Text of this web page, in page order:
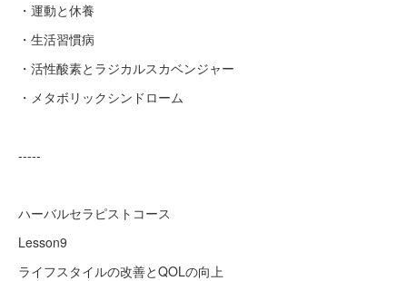
・運動と休養
・生活習慣病
・活性酸素とラジカルスカベンジャー
・メタボリックシンドローム
-----
ハーバルセラピストコース
Lesson9
ライフスタイルの改善とQOLの向上